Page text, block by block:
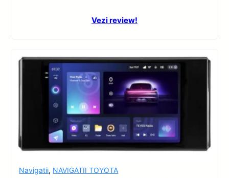
Vezi review!
Navigatii, NAVIGATII TOYOTA